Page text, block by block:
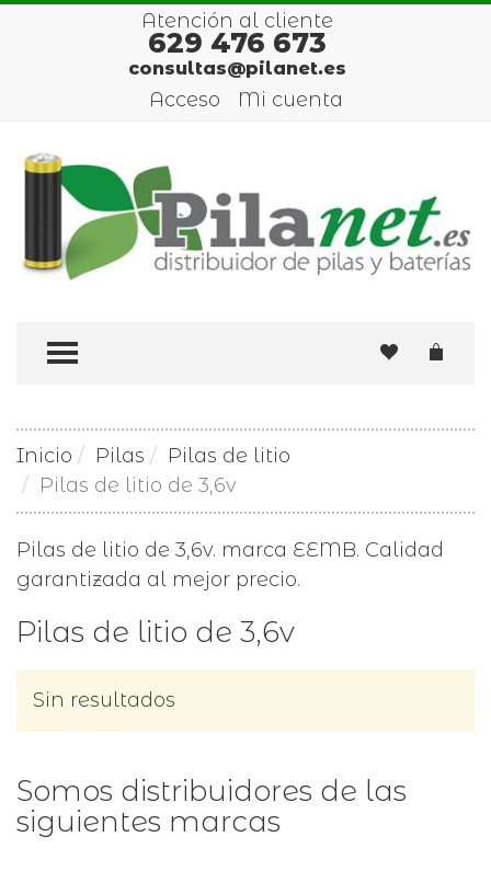
Atención al cliente
629 476 673
consultas@pilanet.es
Acceso Mi cuenta
TOGGLE MENU
Inicio Pilas
Pilas de litio
Pilas de litio de 3,6v
Pilas de litio de 3,6v. marca EEMB. Calidad
garantizada al mejor precio.
Pilas de litio de 3,6v
Sin resultados
Somos distribuidores de las
siguientes marcas